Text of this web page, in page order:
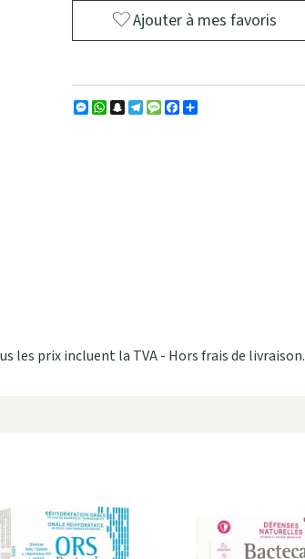
Ajouter à mes favoris
Messenger
WhatsApp
Snapchat
Telegram
MessageFacebook
les prix incluent la TVA - Hors frais de livraison.